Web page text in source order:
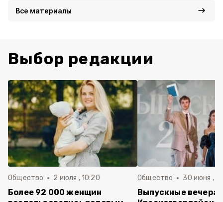
Все материалы
Выбор редакции
Общество 2 июля , 10:20
Более 92 000 женщин
Общество 30 июня ,
Выпускные вечера